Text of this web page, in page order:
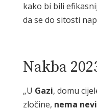
kako bi bili
da se do sitosti
Nakba
„U Gazi, domu
zločine, nema